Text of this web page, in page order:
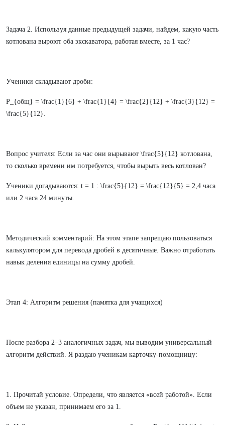
Задача 2. Используя данные предыдущей задачи, найдем, какую часть
котлована выроют оба экскаватора, работая вместе, за 1 час?
Ученики складывают дроби:
P_{общ} = \frac{1}{6} + \frac{1}{4} = \frac{2}{12} + \frac{3}{12} =
\frac{5}{12}.
Вопрос учителя: Если за час они вырывают \frac{5}{12} котлована,
то сколько времени им потребуется, чтобы вырыть весь котлован?
Ученики догадываются: t = 1 : \frac{5}{12} = \frac{12}{5} = 2,4 часа
или 2 часа 24 минуты.
Методический комментарий: На этом этапе запрещаю пользоваться
калькулятором для перевода дробей в десятичные. Важно отработать
навык деления единицы на сумму дробей.
Этап 4: Алгоритм решения (памятка для учащихся)
После разбора 2–3 аналогичных задач, мы выводим универсальный
алгоритм действий. Я раздаю ученикам карточку-помощницу:
1. Прочитай условие. Определи, что является «всей работой». Если
объем не указан, принимаем его за 1.